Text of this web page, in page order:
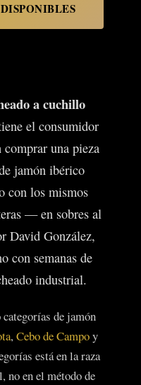
a cuchillo
el consumidor
una pieza
jamón ibérico
con los mismos
— en sobres al
David González,
con semanas de
industrial.
de jamón
,Cebo de Campoy
está en la raza
no en el método de